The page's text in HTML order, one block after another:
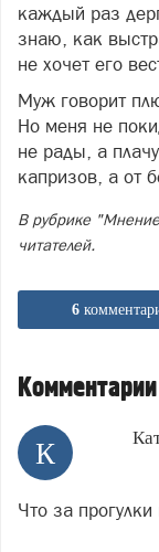
каждый раз
знаю, как
не хочет его
Муж говорит
Но меня не
не рады, а
капризов, а от
В рубрике
читателей.
6
Комментарии
К
Что за